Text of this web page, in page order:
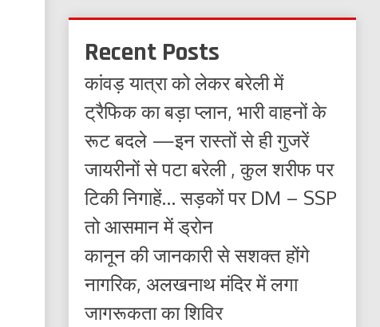
Recent Posts
कांवड़ यात्रा को लेकर बरेली में
ट्रैफिक का बड़ा प्लान, भारी वाहनों के
रूट बदले —इन रास्तों से ही गुजरें
जायरीनों से पटा बरेली , कुल शरीफ पर
टिकी निगाहें… सड़कों पर DM – SSP
तो आसमान में ड्रोन
कानून की जानकारी से सशक्त होंगे
नागरिक, अलखनाथ मंदिर में लगा
जागरूकता का शिविर